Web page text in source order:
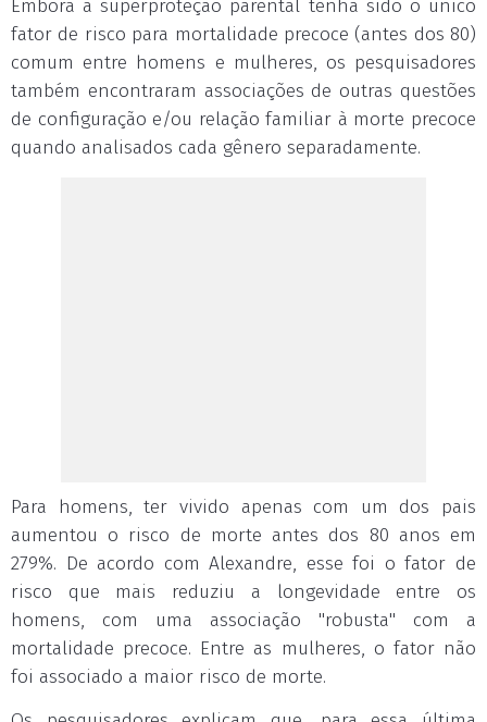
Embora a superproteção parental tenha sido o único
fator de risco para mortalidade precoce (antes dos 80)
comum entre homens e mulheres, os pesquisadores
também encontraram associações de outras questões
de configuração e/ou relação familiar à morte precoce
quando analisados cada gênero separadamente.
Para homens, ter vivido apenas com um dos pais
aumentou o risco de morte antes dos 80 anos em
279%. De acordo com Alexandre, esse foi o fator de
risco que mais reduziu a longevidade entre os
homens, com uma associação "robusta" com a
mortalidade precoce. Entre as mulheres, o fator não
foi associado a maior risco de morte.